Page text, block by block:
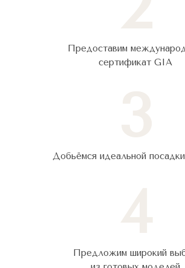
Предоставим
сертификат GIA
Добьёмся идеальной
Предложим широкий